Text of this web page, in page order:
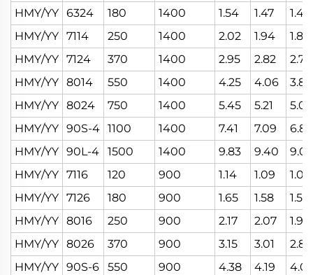
HMY/YY 6324 180 1400 1.54 1.47
1.41
HMY/YY 7114 250 1400 2.02 1.94
1.86
HMY/YY 7124 370 1400 2.95 2.82
2.70
HMY/YY 8014 550 1400 4.25 4.06
3.89
HMY/YY 8024 750 1400 5.45 5.21
5.00
HMY/YY 90S-4 1100 1400 7.41 7.09
6.80
HMY/YY 90L-4 1500 1400 9.83 9.40
9.01
HMY/YY 7116 120 900 1.14 1.09
1.05
HMY/YY 7126 180 900 1.65 1.58
1.52
HMY/YY 8016 250 900 2.17 2.07
1.99
HMY/YY 8026 370 900 3.15 3.01
2.89
HMY/YY 90S-6 550 900 4.38 4.19
4.02